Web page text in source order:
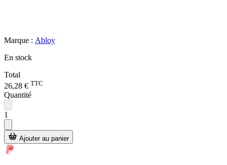
Marque : Abloy
En stock
Total
26,28 € TTC
Quantité
1
Ajouter au panier